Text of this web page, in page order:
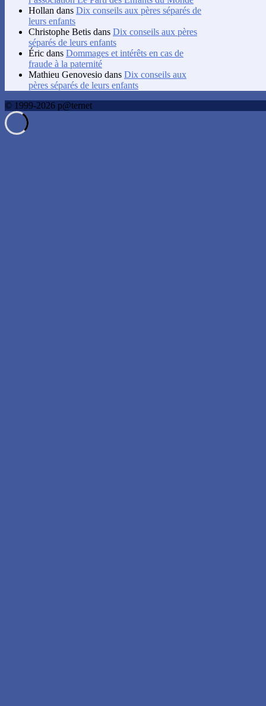
Hollan dans Dix conseils aux pères séparés de
leurs enfants
Christophe Betis dans Dix conseils aux pères
séparés de leurs enfants
Éric dans Dommages et intérêts en cas de
fraude à la paternité
Mathieu Genovesio dans Dix conseils aux
pères séparés de leurs enfants
© 1999-2026 p@ternet